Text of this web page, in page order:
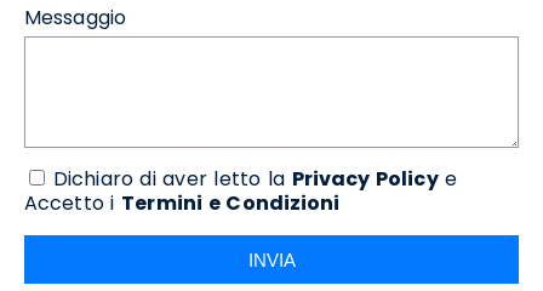
Messaggio
Dichiaro di aver letto la Privacy Policye
Accetto i Termini e Condizioni
INVIA